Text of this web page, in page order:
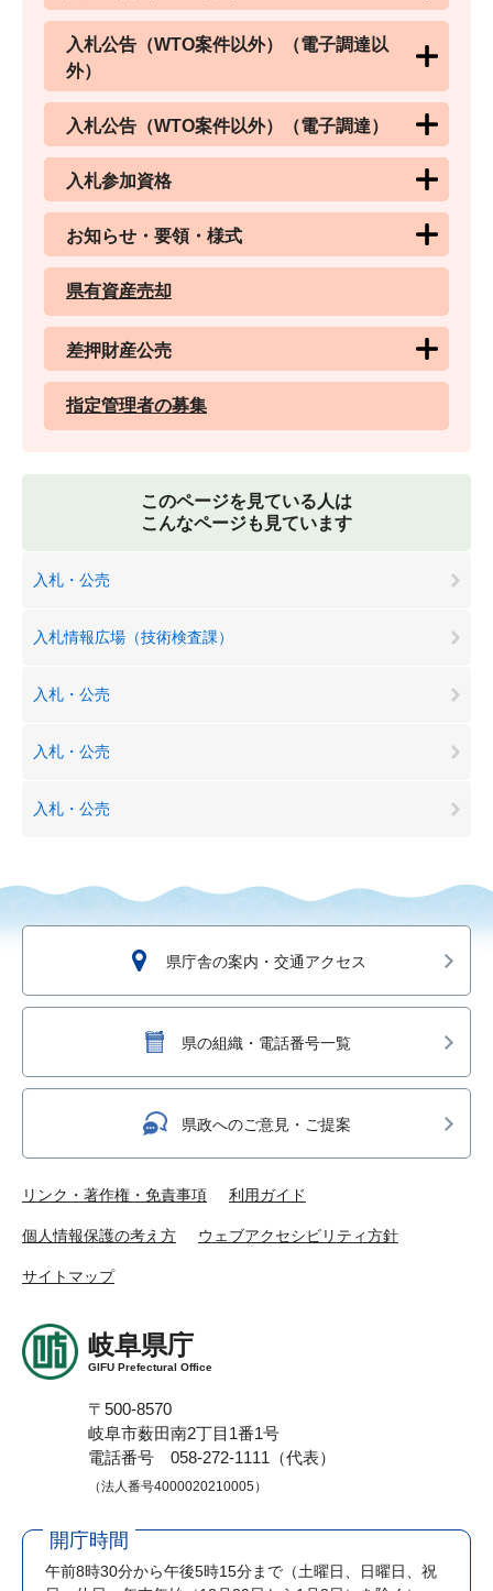
入札公告（WTO案件以外）（電子調達以
外）
入札公告（WTO案件以外）（電子調達）
入札参加資格
お知らせ・要領・様式
県有資産売却
差押財産公売
指定管理者の募集
このページを見ている人は
こんなページも見ています
入札・公売
入札情報広場（技術検査課）
入札・公売
入札・公売
入札・公売
県庁舎の案内・交通アクセス
県の組織・電話番号一覧
県政へのご意見・ご提案
リンク・著作権・免責事項 利用ガイド
個人情報保護の考え方 ウェブアクセシビリティ方針
サイトマップ
岐阜県庁
GIFU Prefectural Office
〒500-8570
岐阜市薮田南2丁目1番1号
電話番号 058-272-1111（代表）
（法人番号4000020210005）
開庁時間
午前8時30分から午後5時15分まで （土曜日、日曜日、祝